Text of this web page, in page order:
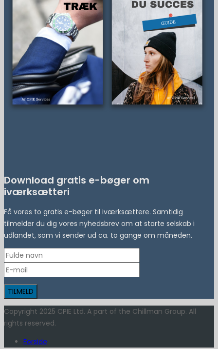
Download gratis e-bøger om
iværksætteri
Få vores to gratis e-bøger til iværksættere. Samtidig
tilmelder du dig vores nyhedsbrev om at starte selskab i
udlandet, som vi sender ud ca. to gange om måneden.
Copyright 2025 CPIE Ltd. A part of the Chillman Group. All
rights reserved.
Forside